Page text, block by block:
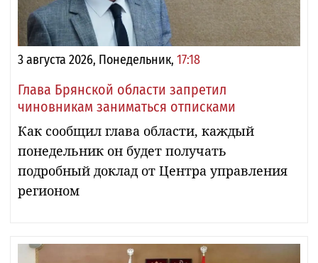
3 августа 2026, Понедельник, 17:18
Глава Брянской области запретил
чиновникам заниматься отписками
Как сообщил глава области, каждый
понедельник он будет получать
подробный доклад от Центра управления
регионом